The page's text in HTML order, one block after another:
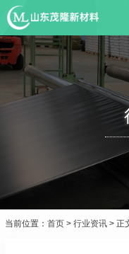
当前位置： 首页 > 行业资讯 > 正